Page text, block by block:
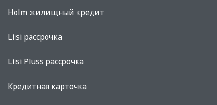
Holm жилищный кредит
Liisi рассрочка
Liisi Pluss рассрочка
Кредитная карточка